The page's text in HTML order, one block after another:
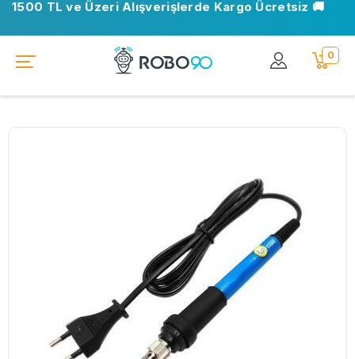
1500 TL ve Üzeri Alışverişlerde Kargo Ücretsiz 🚚
0